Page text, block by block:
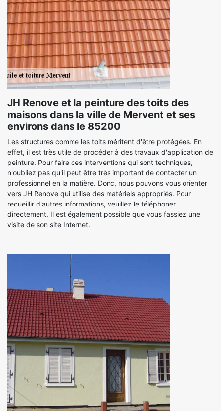
JH Renove et la peinture des toits des
maisons dans la ville de Mervent et ses
environs dans le 85200
Les structures comme les toits méritent d'être protégées. En
effet, il est très utile de procéder à des travaux d'application de
peinture. Pour faire ces interventions qui sont techniques,
n'oubliez pas qu'il peut être très important de contacter un
professionnel en la matière. Donc, nous pouvons vous orienter
vers JH Renove qui utilise des matériels appropriés. Pour
recueillir d'autres informations, veuillez le téléphoner
directement. Il est également possible que vous fassiez une
visite de son site Internet.